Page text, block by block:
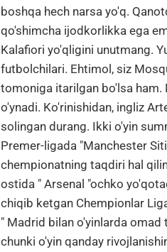
boshqa hech narsa yo'q.
qo'shimcha ijodkorlikka ega
Kalafiori yo'qligini unutmang.
futbolchilari. Ehtimol, siz
tomoniga itarilgan bo'lsa ham.
o'ynadi. Ko'rinishidan, ingliz
solingan durang. Ikki o'yin
Premer-ligada "Manchester
chempionatning taqdiri hal
ostida " Arsenal "ochko
chiqib ketgan Chempionlar
" Madrid bilan o'yinlarda
chunki o'yin qanday